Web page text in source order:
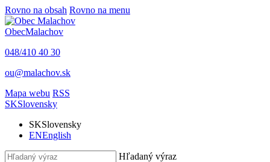
Rovno na obsah Rovno na menu
ObecMalachov
048/410 40 30
ou@malachov.sk
Mapa webu RSS
SKSlovensky
SKSlovensky
ENEnglish
Hľadaný výraz